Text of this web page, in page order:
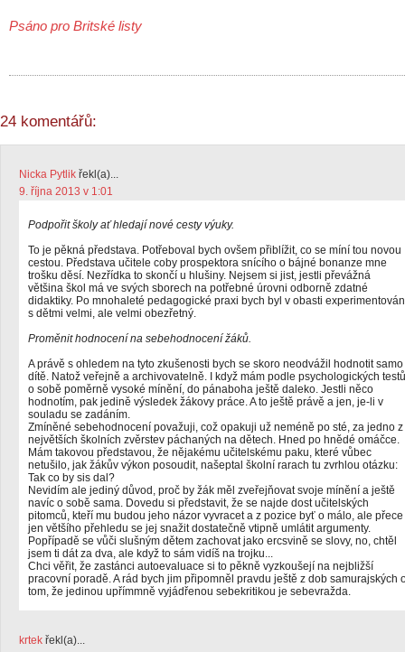
Psáno pro Britské listy
24 komentářů:
Nicka Pytlik řekl(a)...
9. října 2013 v 1:01
Podpořit školy ať hledají nové cesty výuky.
To je pěkná představa. Potřeboval bych ovšem přiblížit, co se míní tou novou
cestou. Představa učitele coby prospektora snícího o bájné bonanze mne
trošku děsí. Nezřídka to skončí u hlušiny. Nejsem si jist, jestli převážná
většina škol má ve svých sborech na potřebné úrovni odborně zdatné
didaktiky. Po mnohaleté pedagogické praxi bych byl v obasti
s dětmi velmi, ale velmi obezřetný.
Proměnit hodnocení na sebehodnocení žáků.
A právě s ohledem na tyto zkušenosti bych se skoro neodvážil hodnotit samo
dítě. Natož veřejně a archivovatelně. I když mám podle psychologických testů
o sobě poměrně vysoké mínění, do pánaboha ještě daleko. Jestli něco
hodnotím, pak jedině výsledek žákovy práce. A to ještě právě a jen, je-li v
souladu se zadáním.
Zmíněné sebehodnocení považuji, což opakuji už neméně po sté, za jedno z
největších školních zvěrstev páchaných na dětech. Hned po hnědé omáčce.
Mám takovou představou, že nějakému učitelskému paku, které vůbec
netušilo, jak žákův výkon posoudit, našeptal školní rarach tu zvrhlou otázku:
Tak co by sis dal?
Nevidím ale jediný důvod, proč by žák měl zveřejňovat svoje mínění a ještě
navíc o sobě sama. Dovedu si představit, že se najde dost učitelských
pitomců, kteří mu budou jeho názor vyvracet a z pozice byť o málo, ale přece
jen většího přehledu se jej snažit dostatečně vtipně umlátit argumenty.
Popřípadě se vůči slušným dětem zachovat jako ercsvině se slovy, no, chtěl
jsem ti dát za dva, ale když to sám vidíš na trojku...
Chci věřit, že zastánci autoevaluace si to pěkně vyzkoušejí na nejbližší
pracovní poradě. A rád bych jim připomněl pravdu ještě z dob samurajských
tom, že jedinou upřímmně vyjádřenou sebekritikou je sebevražda.
krtek řekl(a)...